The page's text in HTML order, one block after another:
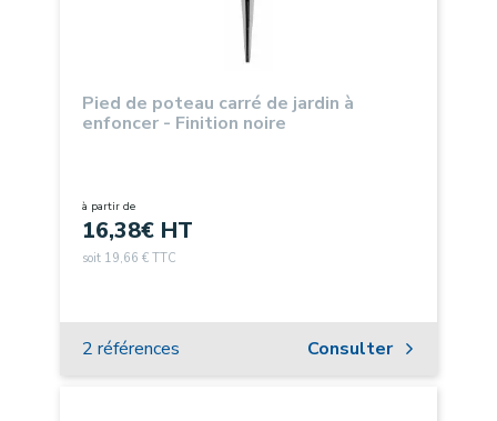
Pied de poteau carré de jardin à
enfoncer - Finition noire
à partir de
16,38€ HT
soit 19,66 € TTC
2 références Consulter